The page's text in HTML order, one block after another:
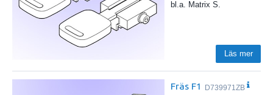
bl.a. Matrix S.
Läs mer
Fräs F1 D739971ZB